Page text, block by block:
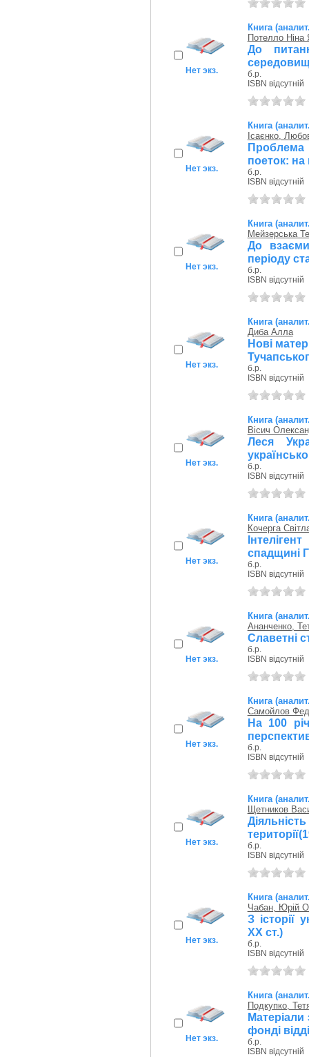
Нет экз.
Книга
Потелло Ніна
До
б.р.
ISBN відсутній
Нет экз.
Книга
Ісаєнко,
поеток: на
б.р.
ISBN відсутній
Нет экз.
Книга
Мейзерська
До
періоду
б.р.
ISBN відсутній
Нет экз.
Книга
Диба Алла
Нові
б.р.
ISBN відсутній
Нет экз.
Книга
Вісич
Леся
б.р.
ISBN відсутній
Нет экз.
Книга
Кочерга
спадщині
б.р.
ISBN відсутній
Нет экз.
Книга
Ананченко,
Славетні
б.р.
ISBN відсутній
Нет экз.
Книга
Самойлов
На 100
б.р.
ISBN відсутній
Нет экз.
Книга
Щетников
б.р.
ISBN відсутній
Нет экз.
Книга
Чабан, Юрій
З історії
ХХ ст.)
б.р.
ISBN відсутній
Нет экз.
Книга
Подкупко,
Матеріали
фонді
б.р.
ISBN відсутній